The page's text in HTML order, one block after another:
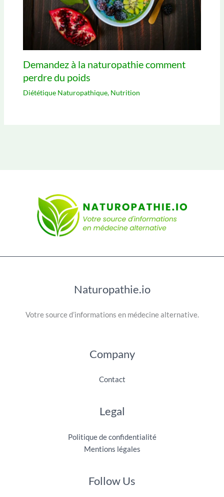
Demandez à la naturopathie comment
perdre du poids
Diététique Naturopathique, Nutrition
Naturopathie.io
Votre source d’informations en médecine alternative.
Company
Contact
Legal
Politique de confidentialité
Mentions légales
Follow Us